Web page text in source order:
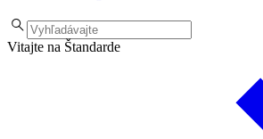
Vitajte na Štandarde